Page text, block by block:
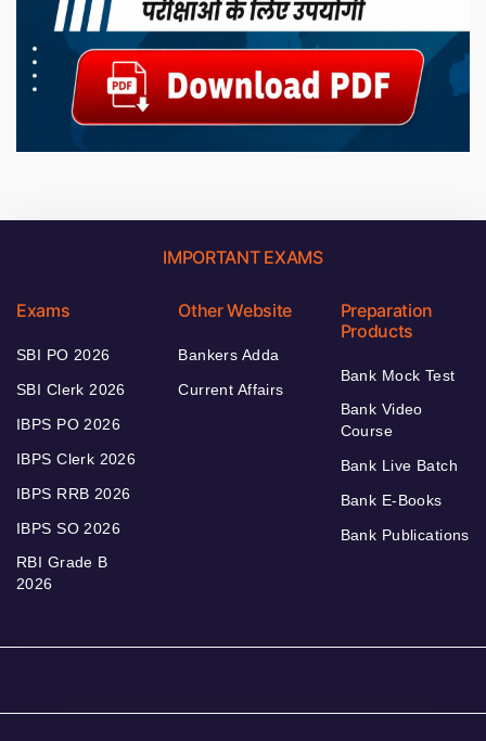
IMPORTANT EXAMS
Exams
SBI PO 2026
SBI Clerk 2026
IBPS PO 2026
IBPS Clerk 2026
IBPS RRB 2026
IBPS SO 2026
RBI Grade B
2026
Other Website
Bankers Adda
Current Affairs
Preparation
Products
Bank Mock Test
Bank Video
Course
Bank Live Batch
Bank E-Books
Bank Publications